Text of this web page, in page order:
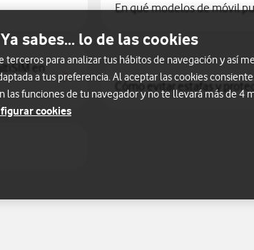
En qué modelos de móvil
en
Cómo evitar estafas y
Ya sabes... lo de las cookies
terceros para analizar tus hábitos de navegación y así
a tus preferencia. Al aceptar las cookies
funciones de tu navegador y no te llevará más de 4
cookies